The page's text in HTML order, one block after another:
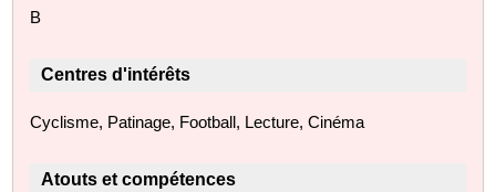
B
Centres d'intérêts
Cyclisme, Patinage, Football, Lecture, Cinéma
Atouts et compétences